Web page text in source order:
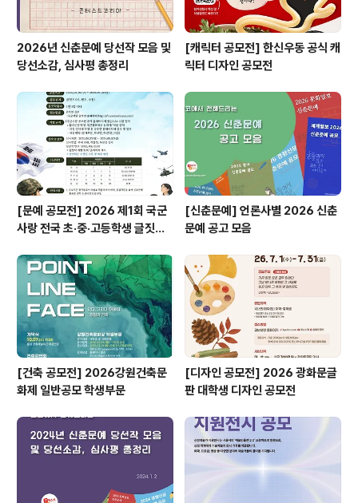
2026년 신춘문예 당선작 모음 및
당선소감, 심사평 총정리
[캐릭터 공모전] 한신우동 공식 캐
릭터 디자인 공모전
[문예 공모전] 2026 제1회 국군
사랑 전국 초·중·고등학생 글짓기
[신춘문예] 언론사별 2026 신춘
문예 공고 모음
[건축 공모전] 2026강원건축문
화제 일반공모 학생부문
[디자인 공모전] 2026 광화문글
판 대학생 디자인 공모전